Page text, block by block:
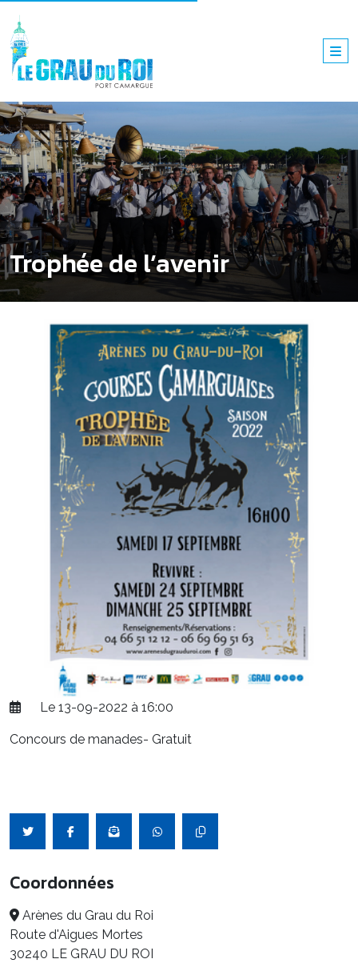
Trophée de l’avenir
Le 13-09-2022 à 16:00
Concours de manades- Gratuit
Coordonnées
Arènes du Grau du Roi
Route d'Aigues Mortes
30240 LE GRAU DU ROI